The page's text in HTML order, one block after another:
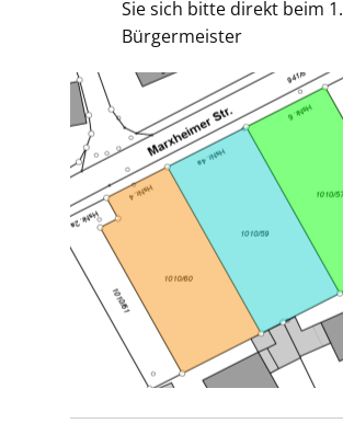
Sie sich bitte direkt beim 1.
Bürgermeister